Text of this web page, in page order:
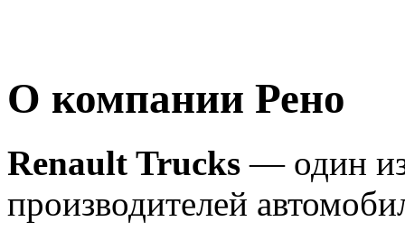
О компании Рено
Renault Trucks — один
производителей